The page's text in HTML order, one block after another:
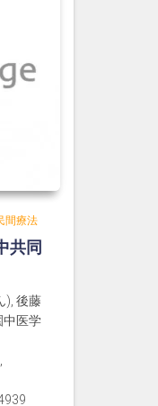
間療法
共同
), 後藤
中医学